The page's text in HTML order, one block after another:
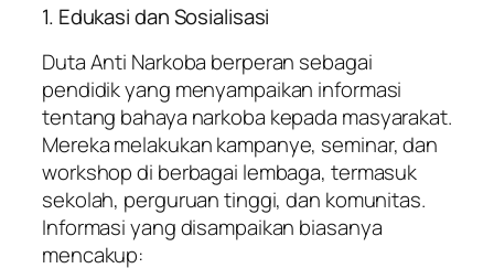
1. Edukasi dan Sosialisasi
Duta Anti Narkoba berperan sebagai
pendidik yang menyampaikan informasi
tentang bahaya narkoba kepada masyarakat.
Mereka melakukan kampanye, seminar, dan
workshop di berbagai lembaga, termasuk
sekolah, perguruan tinggi, dan komunitas.
Informasi yang disampaikan biasanya
mencakup: